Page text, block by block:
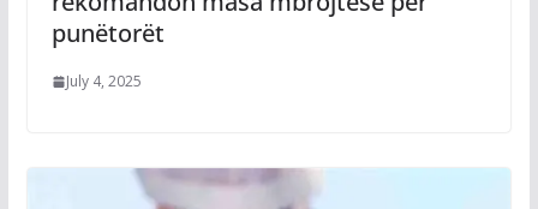
punëtorët
July 4, 2025